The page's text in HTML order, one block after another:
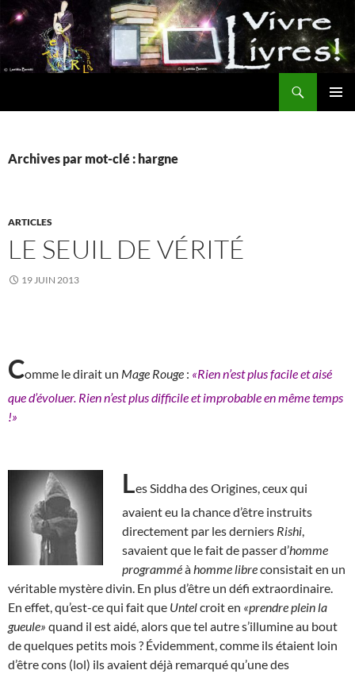
Aller
au
contenu
Archives par mot-clé : hargne
ARTICLES
LE SEUIL DE VÉRITÉ
19 JUIN 2013
Comme le dirait un Mage Rouge : «Rien n’est plus facile et aisé
que d’évoluer. Rien n’est plus difficile et improbable en même temps
!»
Les Siddha des Origines, ceux qui
avaient eu la chance d’être instruits
directement par les derniers Rishi
savaient que le fait de passer d’homme
programméà homme libreconsistait en un
véritable mystère divin. En plus d’être un défi extraordinaire.
En effet, qu’est-ce qui fait que Untelcroit en «prendre plein la
gueule» quand il est aidé, alors que tel autre s’illumine au bout
de quelques petits mois ? Évidemment, comme ils étaient loin
d’être cons (lol) ils avaient déjà remarqué qu’une des